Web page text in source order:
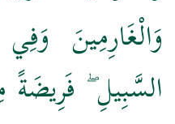
وَالْغَارِمِينَ
السَّبِيلِ ۖ فَرِيضَةً